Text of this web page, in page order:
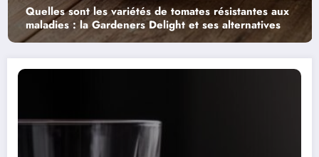
variétés de tomates résistantes aux
Delight et ses alternatives
Guide
astuces et
leur fraîcheur